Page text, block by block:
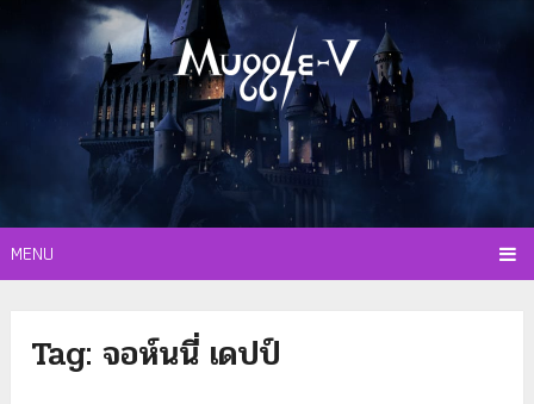
MENU
Tag:จอห์นนี่ เดปป์